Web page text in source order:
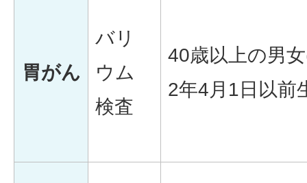
胃がん
バリ
ウム
検査
40歳以上の男
2年4月1日以前